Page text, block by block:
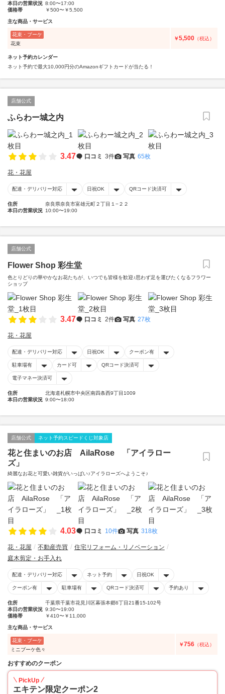
本日の営業状況 8:00〜17:00
価格帯
￥500〜￥5,500
主な商品・サービス
花束・ブーケ
花束
￥5,500 （税込）
ネット予約カレンダー
ネット予約で最大10,000円分のAmazonギフトカードが当たる！
店舗公式
ふらわー城之内
3.47 口コミ 3件 写真 65枚
花・花屋
配達・デリバリー対応 日祝OK QRコード決済可
住所
奈良県奈良市富雄元町２丁目１−２２
本日の営業状況 10:00〜19:00
店舗公式
Flower Shop 彩生堂
色とりどりの華やかなお花たちが、いつでも皆様を歓迎♪思わず足を運びたくなるフラワー
ショップ
3.47 口コミ 2件 写真 27枚
花・花屋
配達・デリバリー対応 日祝OK クーポン有
駐車場有 カード可 QRコード決済可
電子マネー決済可
住所
北海道札幌市中央区南四条西9丁目1009
本日の営業状況 9:00〜18:00
店舗公式 ネット予約スピードくじ対象店
花と住まいのお店 AilaRose 「アイラロー
ズ」
綺麗なお花と可愛い雑貨がいっぱい♪アイラローズへようこそ♪
4.03 口コミ 10件 写真 318枚
花・花屋 不動産売買
住宅リフォーム・リノベーション
庭木剪定・お手入れ
配達・デリバリー対応 ネット予約 日祝OK
クーポン有 駐車場有 QRコード決済可 予約あり
住所
千葉県千葉市花見川区幕張本郷6丁目21番15-102号
本日の営業状況 9:30〜19:00
価格帯
￥410〜￥11,000
主な商品・サービス
花束・ブーケ
ミニブーケ色々
￥756 （税込）
おすすめのクーポン
PickUp
エキテン限定クーポン2